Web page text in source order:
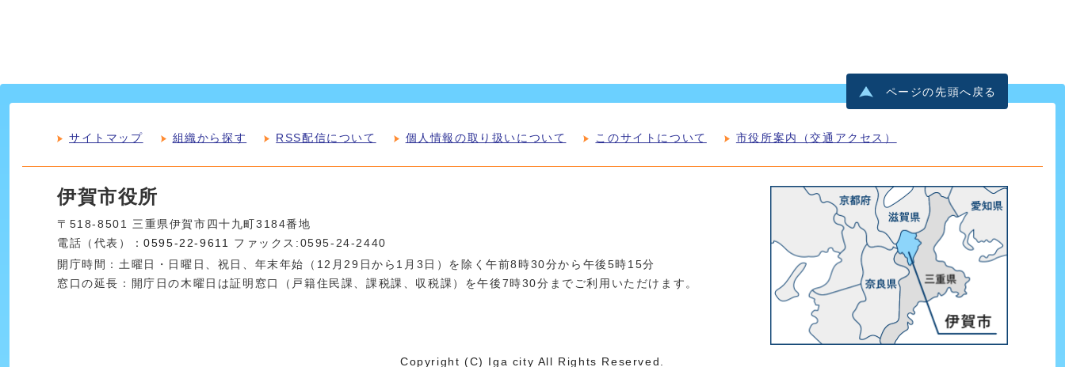
ページの先頭へ戻る
サイトマップ 組織から探す RSS配信について 個人情報の取り扱いについて このサイトについて 市役所案内（交通アクセス）
伊賀市役所
〒518-8501 三重県伊賀市四十九町3184番地
電話（代表）：0595-22-9611 ファックス:0595-24-2440
開庁時間：土曜日・日曜日、祝日、年末年始（12月29日から1月3日）を除く午前8時30分から午後5時15分
窓口の延長：開庁日の木曜日は証明窓口（戸籍住民課、課税課、収税課）を午後7時30分までご利用いただけます。
Copyright (C) Iga city All Rights Reserved.